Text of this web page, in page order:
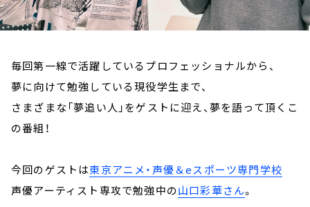
毎回第一線で活躍しているプロフェッショナルから、
夢に向けて勉強している現役学生まで、
さまざまな「夢追い人」をゲストに迎え、夢を語って頂くこ
の番組！
今回のゲストは東京アニメ・声優＆eスポーツ専門学校
声優アーティスト専攻で勉強中の山口彩華さん。